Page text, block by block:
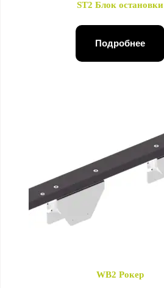
ST2 Блок остановки
Подробнее
WB2 Рокер